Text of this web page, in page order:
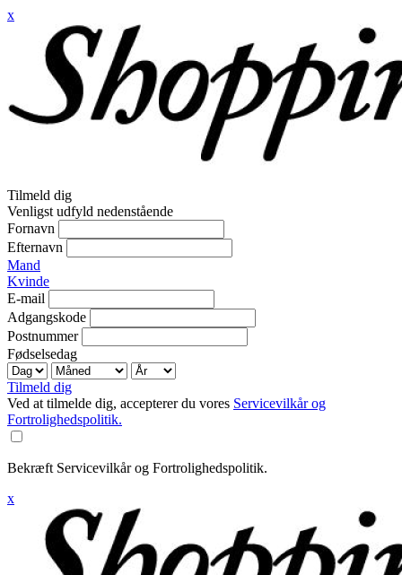
x
Tilmeld dig
Venligst udfyld nedenstående
Fornavn
Efternavn
Mand
Kvinde
E-mail
Adgangskode
Postnummer
Fødselsedag
Tilmeld dig
Ved at tilmelde dig, accepterer du vores Servicevilkår og
Fortrolighedspolitik.
Bekræft Servicevilkår og Fortrolighedspolitik.
x